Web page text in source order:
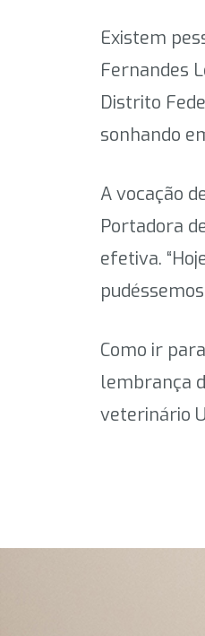
Existem
Fernandes
Distrito
sonhando
A vocação
Portadora
efetiva.
Como ir
lembrança
veterinário